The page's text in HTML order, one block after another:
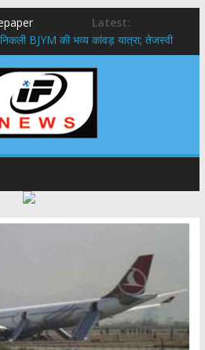
Latest:
BJYM की भव्य कांवड़ यात्रा; तेजस्वी
की कामना
AE और JE निलंबित, सीएम धामी के निर्देश
लाभार्थियों को कुल 146 करोड़ 32 लाख
धामी ने उत्कृष्ट बुनकरों और हस्तशिल्प
को 60% तक सब्सिडी, गंगा एक्सप्रेसवे का